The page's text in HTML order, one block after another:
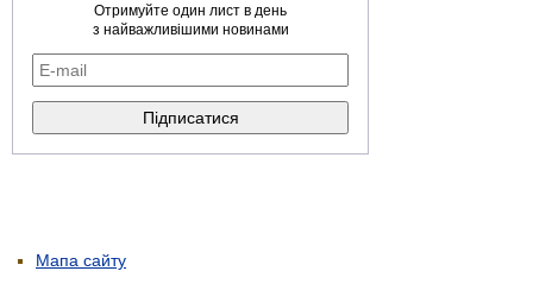
Отримуйте один лист в день
з найважливішими новинами
Мапа сайту